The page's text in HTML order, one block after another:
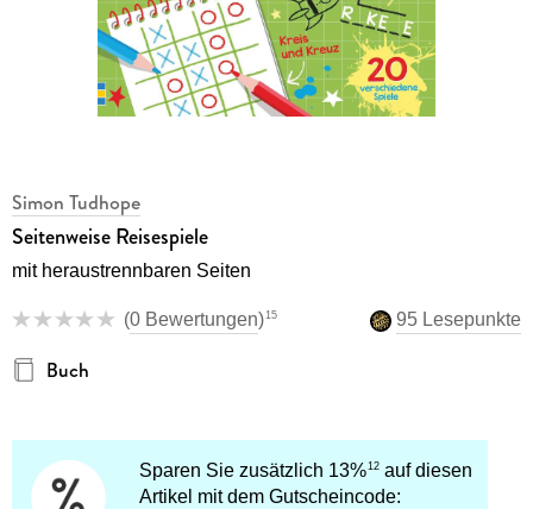
Simon Tudhope
Seitenweise Reisespiele
mit heraustrennbaren Seiten
(0 Bewertungen) 15 95 Lesepunkte
Buch
Sparen Sie zusätzlich 13%12 auf diesen
Artikel mit dem Gutscheincode: